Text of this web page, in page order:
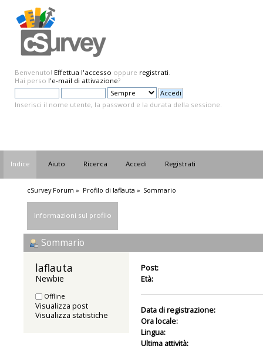
Benvenuto! Effettua l'accesso oppure registrati.
Hai perso l'e-mail di attivazione?
Inserisci il nome utente, la password e la durata della sessione.
Indice Aiuto Ricerca Accedi Registrati
cSurvey Forum » Profilo di laflauta » Sommario
Informazioni sul profilo
Sommario
laflauta
Newbie
Offline
Visualizza post
Visualizza statistiche
Post:
Età:
Data di registrazione:
Ora locale:
Lingua:
Ultima attività: